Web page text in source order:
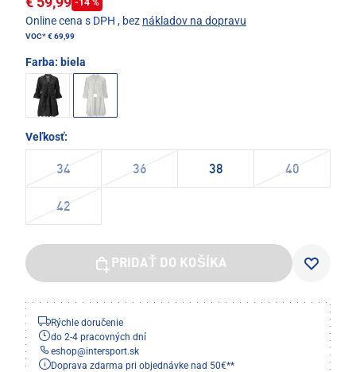
Online cena s DPH , bez nákladov na dopravu
VOC*€ 69,99
Farba: biela
Veľkosť:
34 36 38 40
42
PRIDAŤ DO KOŠÍKA
Rýchle doručenie
do 2-4 pracovných dní
eshop@intersport.sk
Doprava zdarma pri objednávke nad 50€**